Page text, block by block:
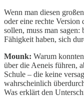
Wenn man diesen
oder eine rechte Version
sollen, muss man
Fähigkeit haben, sich
Mounk: Warum
über die Aeneis führen,
Schule – die keine
wahrscheinlich
Was erklärt den